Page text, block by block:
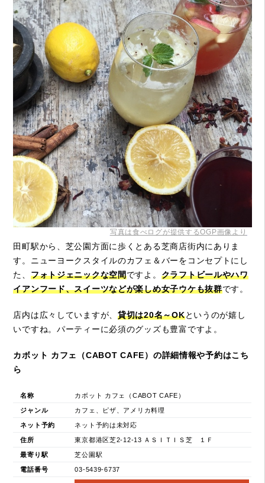
写真は食べログが提供するOGP画像より
田町駅から、芝公園方面に歩くとある芝商店街内にありま
す。ニューヨークスタイルのカフェ＆バーをコンセプトにし
た、 フォトジェニックな空間ですよ。 クラフトビールやハワ
イアンフード、スイーツなどが楽しめ女子ウケも抜群です。
店内は広々していますが、貸切は20名～OKというのが嬉し
いですね。パーティーに必須のグッズも豊富ですよ。
カボット カフェ（CABOT CAFE）の詳細情報や予約はこち
ら
名称 カボット カフェ（CABOT CAFE）
ジャンル カフェ、ピザ、アメリカ料理
ネット予約 ネット予約は未対応
住所 東京都港区芝2-12-13 ＡＳＩＴＩＳ芝 １Ｆ
最寄り駅 芝公園駅
電話番号 03-5439-6737